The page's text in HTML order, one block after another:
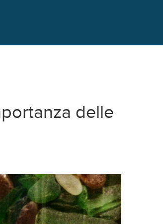
delle